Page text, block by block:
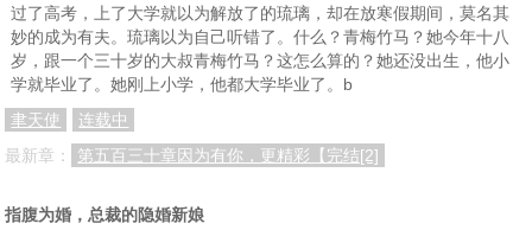
过了高考，上了大学就以为解放了的琉璃，却在放寒假期间，莫名其
妙的成为有夫。琉璃以为自己听错了。什么？青梅竹马？她今年十八
岁，跟一个三十岁的大叔青梅竹马？这怎么算的？她还没出生，他小
学就毕业了。她刚上小学，他都大学毕业了。b
聿天使
连载中
最新章：
第五百三十章因为有你，更精彩【完结[2]
指腹为婚，总裁的隐婚新娘